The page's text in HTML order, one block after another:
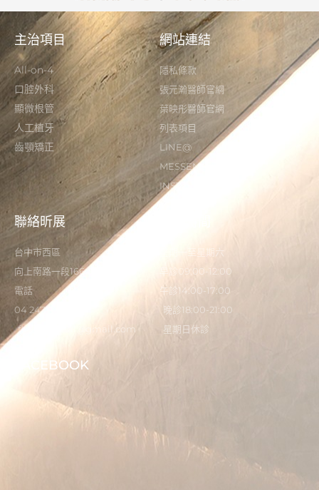
主治項目
All-on-4
口腔外科
顯微根管
人工植牙
齒顎矯正
網站連結
隱私條款
張元瀚醫師官網
葉映彤醫師官網
列表項目
LINE@
MESSENGER
INSTAGRAM
聯絡昕展
台中市西區
向上南路一段166-5號
電話
04 2473 0325
flystardental@gmail.com
星期一至星期六
早診09:00-12:00
午診14:00-17:00
晚診18:00-21:00
星期日休診
FACEBOOK